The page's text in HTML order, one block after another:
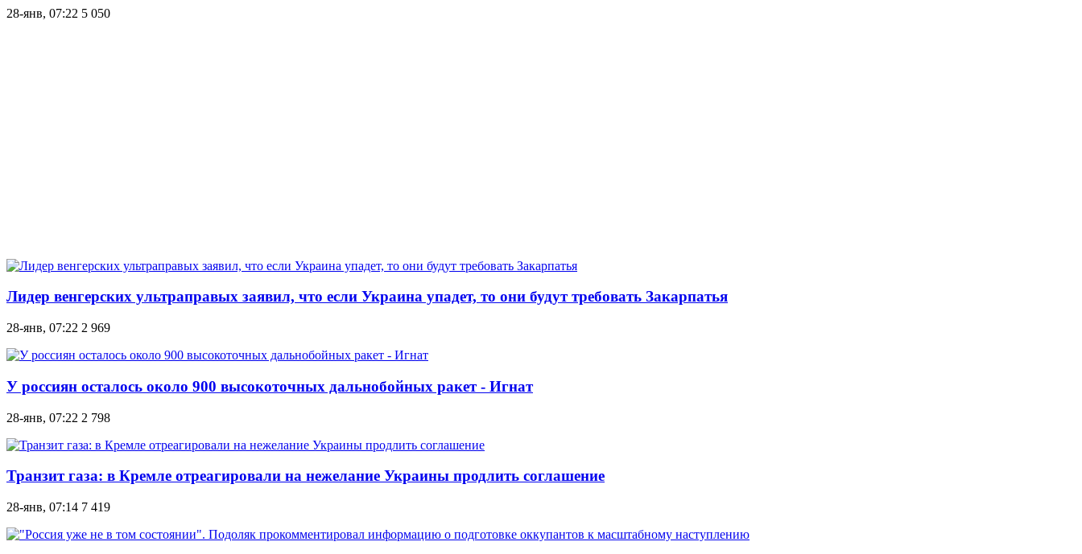
28-янв, 07:22 5 050
Лидер венгерских ультраправых заявил, что если Украина упадет, то они будут требовать Закарпатья
28-янв, 07:22 2 969
У россиян осталось около 900 высокоточных дальнобойных ракет - Игнат
28-янв, 07:22 2 798
Транзит газа: в Кремле отреагировали на нежелание Украины продлить соглашение
28-янв, 07:14 7 419